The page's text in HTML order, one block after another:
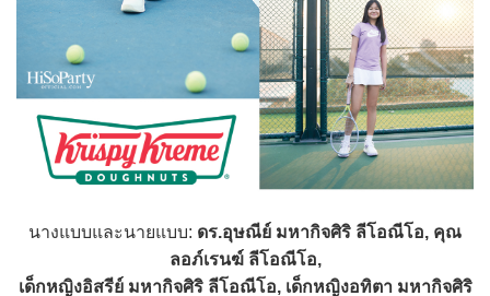
นางแบบและนายแบบ: ดร.อุษณีย์ มหากิจศิริ ลีโอณีโอ, คุณ
ลอภ์เรนฆ์ ลีโอณีโอ,
เด็กหญิงอิสรีย์ มหากิจศิริ ลีโอณีโอ, เด็กหญิงอทิตา มหากิจศิริ